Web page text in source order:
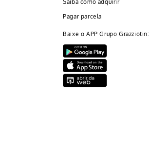
Saiba como adquirir
Pagar parcela
Baixe o APP Grupo Grazziotin: